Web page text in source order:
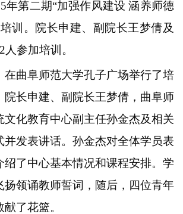
年第二期“加强作风建设 涵养师德
训。院长申建、副院长王梦倩及
参加培训。
在曲阜师范大学孔子广场举行了培
院长申建、副院长王梦倩，曲阜师
文化教育中心副主任孙金杰及相关
并发表讲话。孙金杰对全体学员表
绍了中心基本情况和课程安排。学
扬领诵教师誓词，随后，四位青年
了花篮。